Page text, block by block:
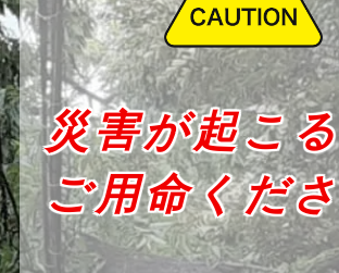
災害が起こ
ご用命くだ